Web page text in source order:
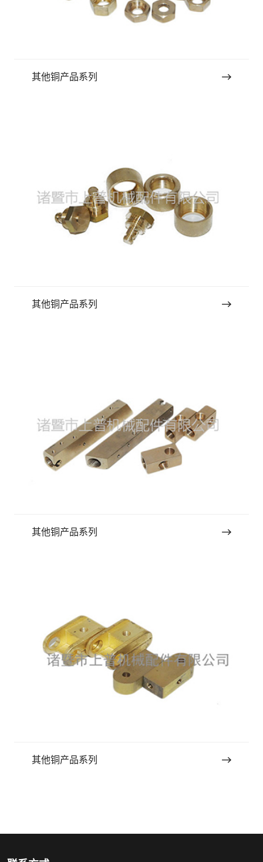
其他铜产品系列
其他铜产品系列
其他铜产品系列
其他铜产品系列